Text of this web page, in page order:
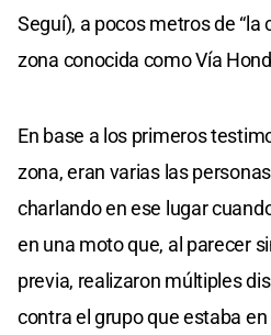
Seguí), a pocos metros de “la
zona conocida como Vía
En base a los primeros
zona, eran varias las
charlando en ese lugar
en una moto que, al parecer
previa, realizaron múltiples
contra el grupo que estaba